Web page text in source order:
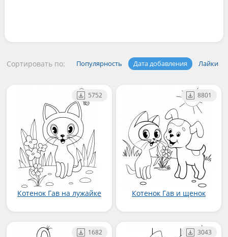
Сортировать по: Популярность Дата добавления Лайки
Котенок Гав на лужайке
5752
Котенок Гав и щенок
8801
1682 3043